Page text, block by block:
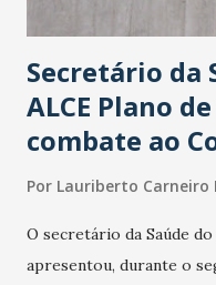
Secretário da
ALCE Plano
combate ao
Por Lauriberto Carneiro
O secretário da Saúde
apresentou, durante o